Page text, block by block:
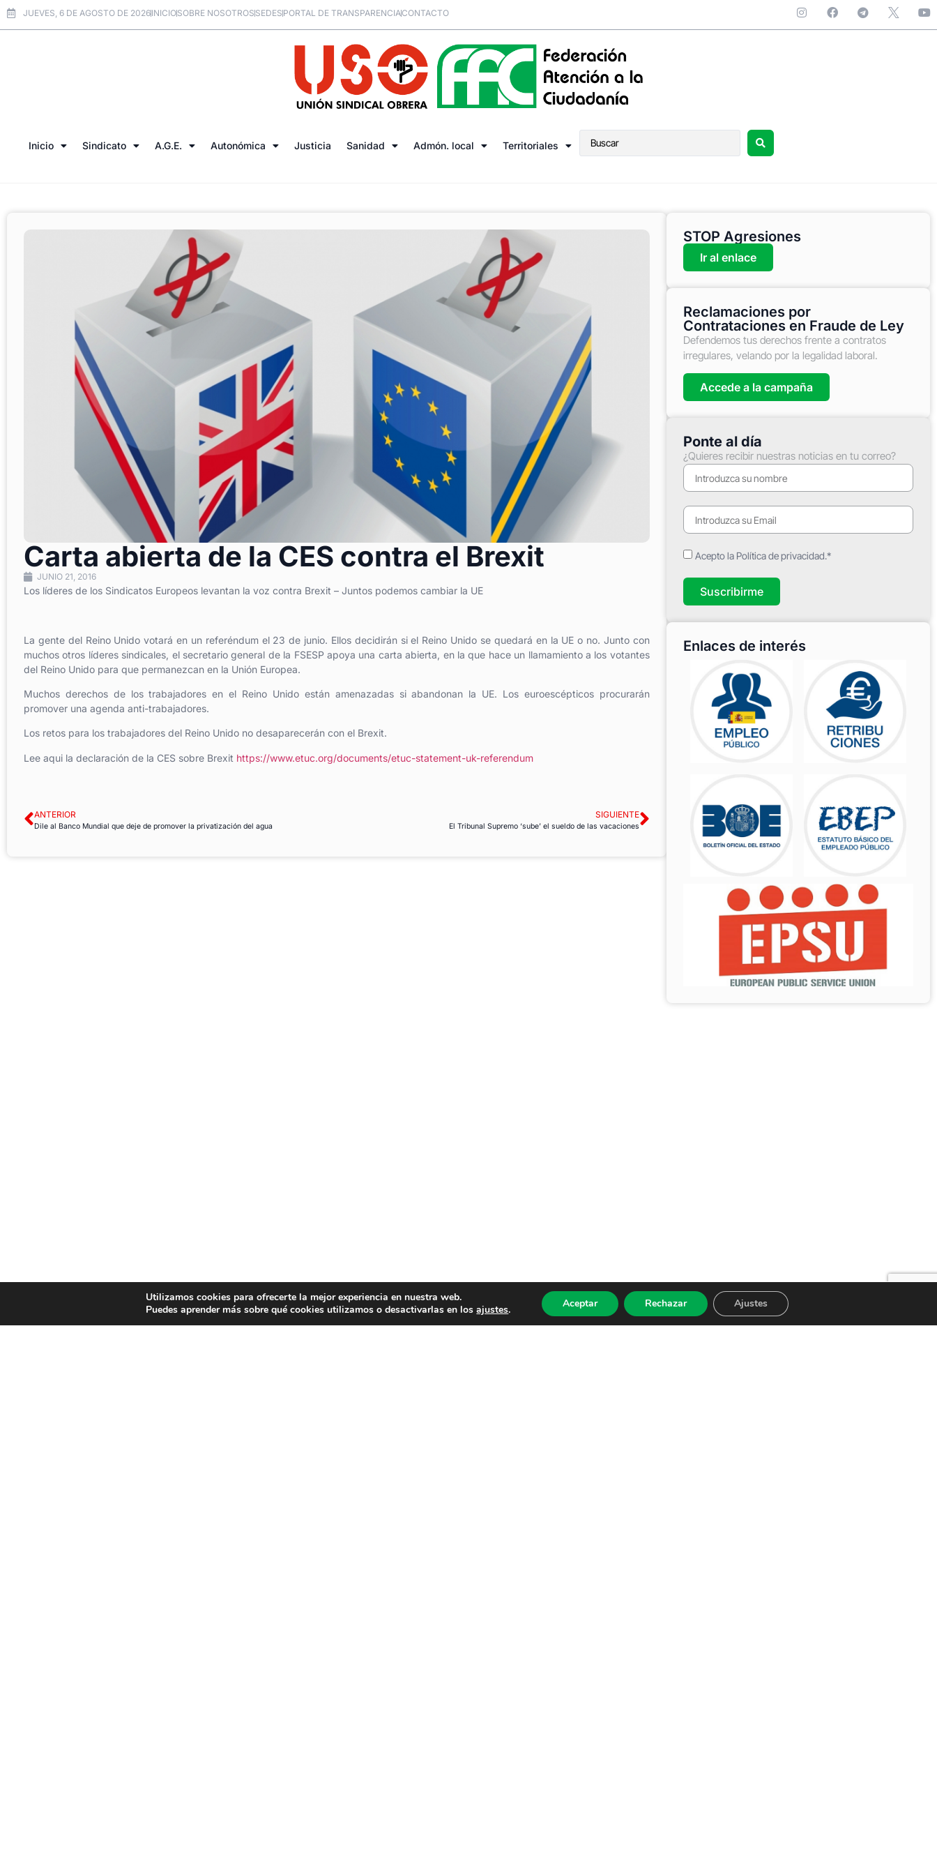
JUEVES, 6 DE AGOSTO DE 2026INICIOSOBRE NOSOTROSSEDESPORTAL DE TRANSPARENCIACONTACTO
Inicio Sindicato A.G.E. Autonómica Justicia Sanidad Admón. local Territoriales
Carta abierta de la CES contra el Brexit
JUNIO 21, 2016
Los líderes de los Sindicatos Europeos levantan la voz contra Brexit – Juntos podemos cambiar la UE
La gente del Reino Unido votará en un referéndum el 23 de junio. Ellos decidirán si el Reino Unido se quedará en la UE o no. Junto con
muchos otros líderes sindicales, el secretario general de la FSESP apoya una carta abierta, en la que hace un llamamiento a los votantes
del Reino Unido para que permanezcan en la Unión Europea.
Muchos derechos de los trabajadores en el Reino Unido están amenazadas si abandonan la UE. Los euroescépticos procurarán
promover una agenda anti-trabajadores.
Los retos para los trabajadores del Reino Unido no desaparecerán con el Brexit.
Lee aqui la declaración de la CES sobre Brexit https://www.etuc.org/documents/etuc-statement-uk-referendum
ANTERIOR
Dile al Banco Mundial que deje de promover la privatización del agua
SIGUIENTE
El Tribunal Supremo ‘sube’ el sueldo de las vacaciones
STOP Agresiones
Ir al enlace
Reclamaciones por
Contrataciones en Fraude de Ley
Defendemos tus derechos frente a contratos
irregulares, velando por la legalidad laboral.
Accede a la campaña
Ponte al día
¿Quieres recibir nuestras noticias en tu correo?
Acepto la Política de privacidad.*
Suscribirme
Enlaces de interés
Utilizamos cookies para ofrecerte la mejor experiencia en nuestra web.
Puedes aprender más sobre qué cookies utilizamos o desactivarlas en losajustes. Aceptar Rechazar Ajustes